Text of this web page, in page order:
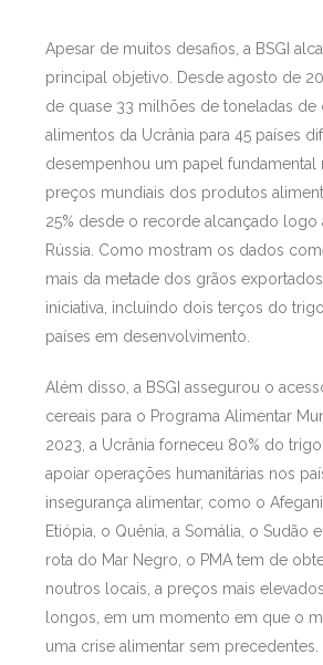
Apesar de muitos desafios, a BSGI
principal objetivo. Desde agosto de
de quase 33 milhões de toneladas de
alimentos da Ucrânia para 45 países
desempenhou um papel fundamental
preços mundiais dos produtos
25% desde o recorde alcançado logo
Rússia. Como mostram os dados
mais da metade dos grãos
iniciativa, incluindo dois terços do
países em desenvolvimento.
Além disso, a BSGI assegurou o
cereais para o Programa Alimentar
2023, a Ucrânia forneceu 80% do
apoiar operações humanitárias nos
insegurança alimentar, como o
Etiópia, o Quênia, a Somália, o Sudão
rota do Mar Negro, o PMA tem de
noutros locais, a preços mais
longos, em um momento em que o
uma crise alimentar sem precedentes.